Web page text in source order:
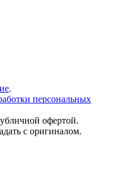
.
персональных
офертой.
с оригиналом.